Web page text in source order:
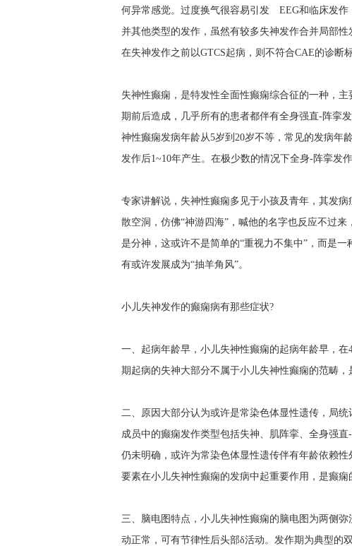
何异常感觉。过度换气很容易引发 EEG和临床发作
并其他类型的发作，虽然有较多失神发作合并局部
在失神发作之前以GTCS起病，则不符合CAE的诊断标
失神性癫痫，是特发性全面性癫痫综合征的一种，
期前后造成，几乎所有的患者都伴有全身强直-阵挛
神性癫痫发病年龄从5岁到20岁不等，常见的发病年
发作后1~10年产生。在极少数的情况下全身-阵挛发
专家讲解说，失神性癫痫多见于小孩及青年，其发
散空洞，仿佛“神游四海”，喊他的名字也反应不过
是分神，这或许不是简单的“重视力不集中”，而是
有或许发展成为“抽羊角风”。
小儿失神发作的癫痫病有那些症状?
一、起病年龄早，小儿失神性癫痫的起病年龄早，
期起病的失神大部分不属于小儿失神性癫痫的范畴，
二、原因大部分认为或许是常染色体显性遗传，局
成员中的癫痫发作类型包括失神、肌阵挛、全身强
仍未明确，或许为常染色体显性遗传伴有年龄依赖
要素在小儿失神性癫痫的发病中起重要作用，是癫痫
三、脑电图特点，小儿失神性癫痫的脑电图为两侧
动正常，可有节律性后头部δ活动。发作期为典型的